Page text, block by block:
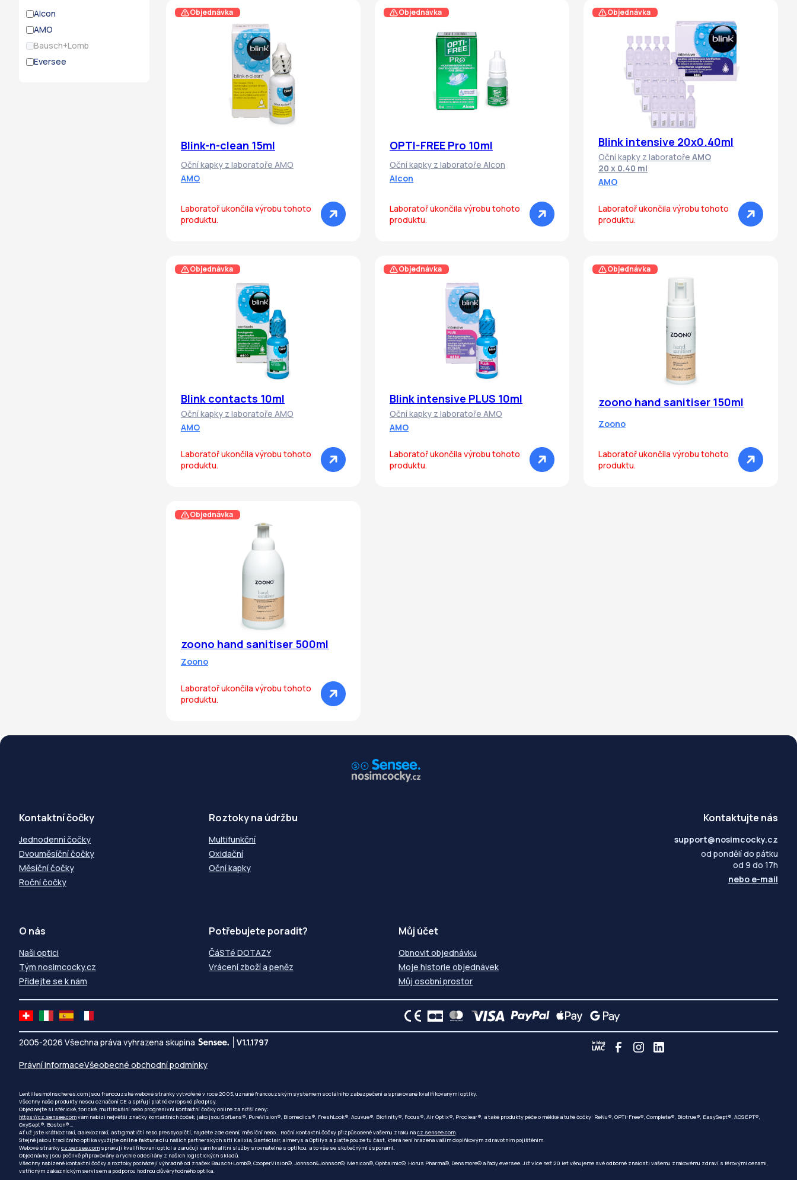
Alcon
AMO
Bausch+Lomb
Eversee
Blink-n-clean 15ml
Oční kapky z laboratoře AMO
AMO
Laboratoř ukončila výrobu tohoto
produktu.
Objednávka
OPTI-FREE Pro 10ml
Oční kapky z laboratoře Alcon
Alcon
Laboratoř ukončila výrobu tohoto
produktu.
Objednávka
Blink intensive 20x0.40ml
Oční kapky z laboratoře AMO
20 x 0.40 ml
AMO
Laboratoř ukončila výrobu tohoto
produktu.
Objednávka
Blink contacts 10ml
Oční kapky z laboratoře AMO
AMO
Laboratoř ukončila výrobu tohoto
produktu.
Objednávka
Blink intensive PLUS 10ml
Oční kapky z laboratoře AMO
AMO
Laboratoř ukončila výrobu tohoto
produktu.
Objednávka
zoono hand sanitiser 150ml
Zoono
Laboratoř ukončila výrobu tohoto
produktu.
Objednávka
zoono hand sanitiser 500ml
Zoono
Laboratoř ukončila výrobu tohoto
produktu.
Objednávka
Kontaktní čočky
Jednodenní čočky
Dvouměsíční čočky
Měsíční čočky
Roční čočky
Roztoky na údržbu
Multifunkční
Oxidační
Oční kapky
Kontaktujte nás
support@nosimcocky.cz
od pondělí do pátku
od 9 do 17h
nebo e-mail
O nás
Naši optici
Tým nosimcocky.cz
Přidejte se k nám
Potřebujete poradit?
ČáSTé DOTAZY
Vrácení zboží a peněz
Můj účet
Obnovit objednávku
Moje historie objednávek
Můj osobní prostor
2005-2026 Všechna práva vyhrazena skupina V1.1.1797
Právní informaceVšeobecné obchodní podmínky
Lentillesmoinscheres.com jsou francouzské webové stránky vytvořené v roce 2005, uznané francouzským systémem sociálního zabezpečení a spravované kvalifikovanými optiky.
Všechny naše produkty nesou označení CE a splňují platné evropské předpisy.
Objednejte si sférické, torické, multifokální nebo progresivní kontaktní čočky online za nižší ceny:
https://cz.sensee.comvám nabízí největší značky kontaktních čoček, jako jsou SofLens®, PureVision®, Biomedics®, FreshLook®, Acuvue®, Biofinity®, Focus®, Air Optix®, Proclear®, a také produkty péče o měkké a tuhé čočky: ReNu®, OPTI-Free®, Complete®, Biotrue®, EasySept®, AOSEPT®,
OxySept®, Boston®...
Ať už jste krátkozrakí, dalekozrakí, astigmatičtí nebo presbyopičtí, najdete zde denní, měsíční nebo... Roční kontaktní čočky přizpůsobené vašemu zraku nacz.sensee.com.
Stejně jako u tradičního optika využijteonline fakturaci u našich partnerských sítí Kalixia, Santéclair, almerys a Optilys a plaťte pouze tu část, která není hrazena vaším doplňkovým zdravotním pojištěním.
Webové stránkycz.sensee.com spravují kvalifikovaní optici a zaručují vám kvalitní služby srovnatelné s optikou, a to vše se skutečnými úsporami.
Objednávky jsou pečlivě připravovány a rychle odesílány z našich logistických skladů.
Všechny nabízené kontaktní čočky a roztoky pocházejí výhradně od značek Bausch+Lomb©, CooperVision©, Johnson&Johnson©, Menicon©, Ophtalmic©, Horus Pharma©, Densmore© a řady eversee. Již více než 20 let věnujeme své odborné znalosti vašemu zrakovému zdraví s férovými cenami,
vstřícným zákaznickým servisem a podporou hodnou důvěryhodného optika.